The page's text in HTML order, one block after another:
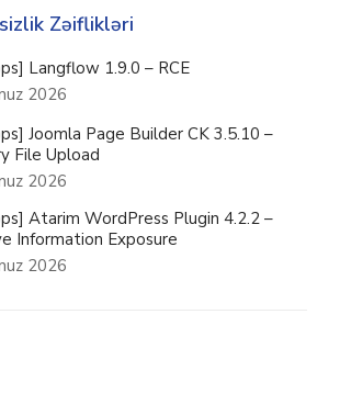
Zəiflikləri
Langflow 1.9.0 – RCE
2026
Joomla Page Builder CK 3.5.10 –
File Upload
2026
Atarim WordPress Plugin 4.2.2 –
Information Exposure
2026